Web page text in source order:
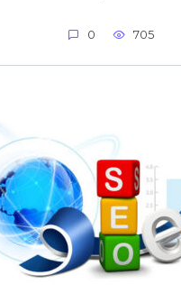
0 705